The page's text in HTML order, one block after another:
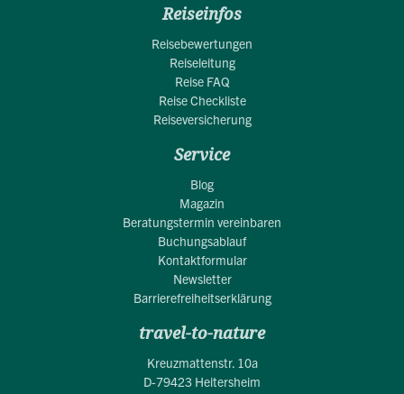
Reiseinfos
Reisebewertungen
Reiseleitung
Reise FAQ
Reise Checkliste
Reiseversicherung
Service
Blog
Magazin
Beratungstermin vereinbaren
Buchungsablauf
Kontaktformular
Newsletter
Barrierefreiheitserklärung
travel-to-nature
Kreuzmattenstr. 10a
D-79423 Heitersheim